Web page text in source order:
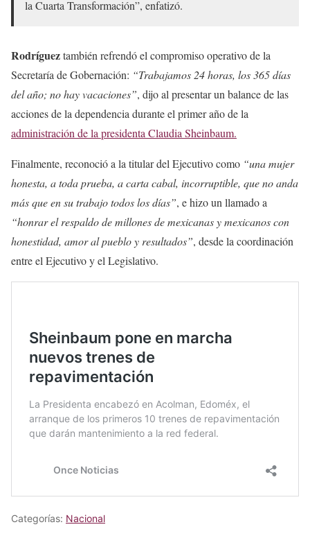
la Cuarta Transformación”, enfatizó.
Rodrígueztambién refrendó el compromiso operativo de la
Secretaría de Gobernación: “Trabajamos 24 horas, los 365 días
del año; no hay vacaciones”, dijo al presentar un balance de las
acciones de la dependencia durante el primer año de la
administración de la presidenta Claudia Sheinbaum.
Finalmente, reconoció a la titular del Ejecutivo como “una mujer
honesta, a toda prueba, a carta cabal, incorruptible, que no anda
más que en su trabajo todos los días”, e hizo un llamado a
“honrar el respaldo de millones de mexicanas y mexicanos con
honestidad, amor al pueblo y resultados”, desde la coordinación
entre el Ejecutivo y el Legislativo.
Categorías: Nacional